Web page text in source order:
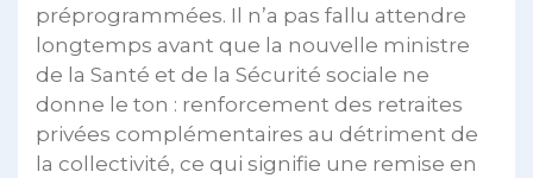
préprogrammées. Il n’a pas fallu attendre
longtemps avant que la nouvelle ministre
de la Santé et de la Sécurité sociale ne
donne le ton : renforcement des retraites
privées complémentaires au détriment de
la collectivité, ce qui signifie une remise en